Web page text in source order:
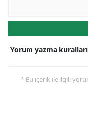
Yorum yazma
* Bu içerik ile ilgili